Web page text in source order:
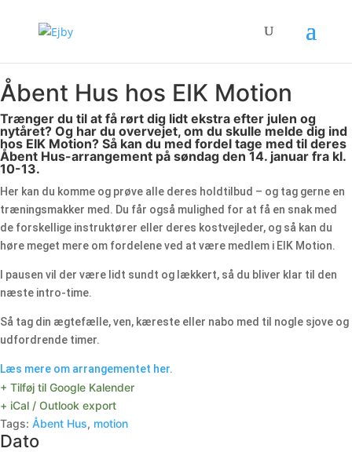
Åbent Hus hos EIK Motion
Trænger du til at få rørt dig lidt ekstra efter julen og
nytåret? Og har du overvejet, om du skulle melde dig ind
hos EIK Motion? Så kan du med fordel tage med til deres
Åbent Hus-arrangement på søndag den 14. januar fra kl.
10-13.
Her kan du komme og prøve alle deres holdtilbud – og tag gerne en
træningsmakker med. Du får også mulighed for at få en snak med
de forskellige instruktører eller deres kostvejleder, og så kan du
høre meget mere om fordelene ved at være medlem i EIK Motion.
I pausen vil der være lidt sundt og lækkert, så du bliver klar til den
næste intro-time.
Så tag din ægtefælle, ven, kæreste eller nabo med til nogle sjove og
udfordrende timer.
Læs mere om arrangementet her.
+ Tilføj til Google Kalender
+ iCal / Outlook export
Tags: Åbent Hus, motion
Dato